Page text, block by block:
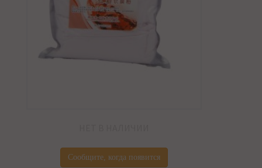
Сообщите, когда появится